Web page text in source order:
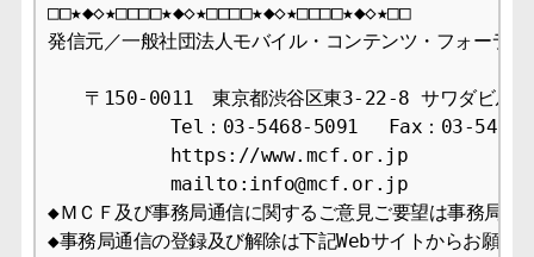
□□★◆◇★□□□□★◆◇★□□□□★◆◇★□□□□★◆◇★□□
発信元／一般社団法人モバイル・コンテンツ・フォーラム
〒150-0011　東京都渋谷区東3-22-8 サワダビル
Tel：03-5468-5091 　Fax：03-5468-
https://www.mcf.or.jp
mailto:info@mcf.or.jp
◆ＭＣＦ及び事務局通信に関するご意見ご要望は事務局ま
◆事務局通信の登録及び解除は下記Webサイトからお願い